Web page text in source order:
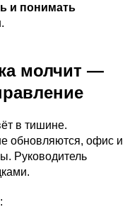
и понимать
.
молчит —
в тишине.
обновляются, офис и
Руководитель